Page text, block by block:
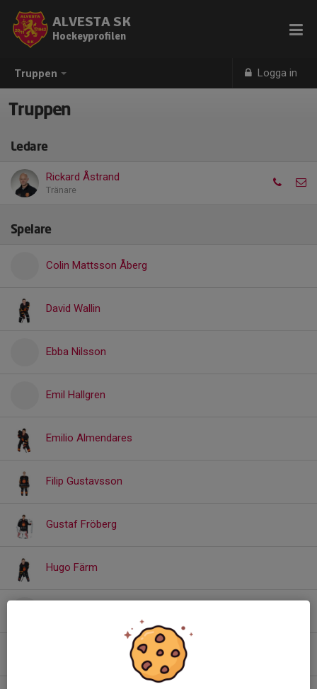
Truppen Logga in
ALVESTA SK
Hockeyprofilen
Truppen
Ledare
Rickard Åstrand
Tränare
Spelare
Colin Mattsson Åberg
David Wallin
Ebba Nilsson
Emil Hallgren
Emilio Almendares
Filip Gustavsson
Gustaf Fröberg
Hugo Färm